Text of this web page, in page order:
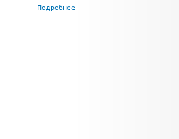
Подробнее